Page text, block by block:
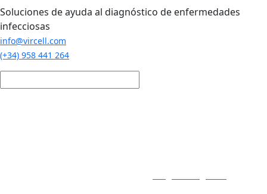
Pasar al contenido principal
Soluciones de ayuda al diagnóstico de enfermedades
infecciosas
info@vircell.com
(+34) 958 441 264